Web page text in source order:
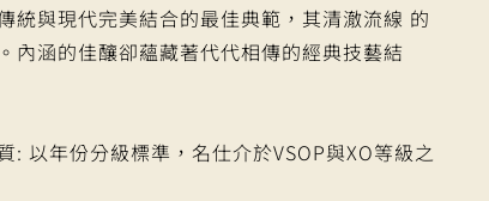
統與現代完美結合的最佳典範，其清澈流線 的
內涵的佳釀卻蘊藏著代代相傳的經典技藝結
: 以年份分級標準，名仕介於VSOP與XO等級之